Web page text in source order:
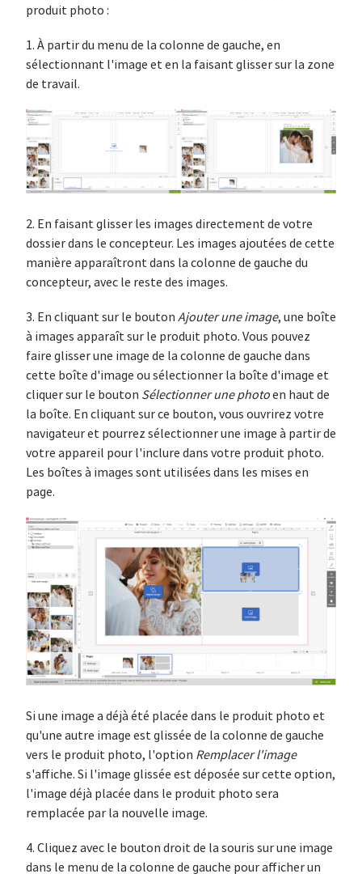
produit photo :
1. À partir du menu de la colonne de gauche, en
sélectionnant l'image et en la faisant glisser sur la zone
de travail.
2. En faisant glisser les images directement de votre
dossier dans le concepteur. Les images ajoutées de cette
manière apparaîtront dans la colonne de gauche du
concepteur, avec le reste des images.
3. En cliquant sur le bouton Ajouter une image, une boîte
à images apparaît sur le produit photo. Vous pouvez
faire glisser une image de la colonne de gauche dans
cette boîte d'image ou sélectionner la boîte d'image et
cliquer sur le bouton Sélectionner une photoen haut de
la boîte. En cliquant sur ce bouton, vous ouvrirez votre
navigateur et pourrez sélectionner une image à partir de
votre appareil pour l'inclure dans votre produit photo.
Les boîtes à images sont utilisées dans les mises en
page.
Si une image a déjà été placée dans le produit photo et
qu'une autre image est glissée de la colonne de gauche
vers le produit photo, l'option Remplacer l'image
s'affiche. Si l'image glissée est déposée sur cette option,
l'image déjà placée dans le produit photo sera
remplacée par la nouvelle image.
4. Cliquez avec le bouton droit de la souris sur une image
dans le menu de la colonne de gauche pour afficher un